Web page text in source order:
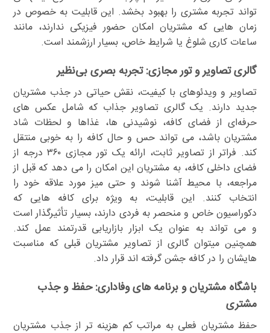
تواند تجربه مشتری را بهبود بخشد. این قابلیت به خصوص در
زمان هایی که مشتریان امکان حضور فیزیکی ندارند، مانند
ساعات کاری شلوغ یا شرایط خاص، بسیار ارزشمند است.
گالری تصاویر و تور مجازی: تجربه بصری بی‌نظیر
تصاویر و ویدئوهای با کیفیت، نقش حیاتی در جذب مشتریان
جدید دارند. یک گالری تصاویر جذاب که شامل عکس های
حرفه‌ای از فضای کافه، نوشیدنی ها، غذاها و لحظات شاد
مشتریان باشد، می تواند حس و حال کافه را به خوبی منتقل
کند. فراتر از تصاویر ثابت، ارائه یک تور مجازی ۳۶۰ درجه از
فضای داخلی کافه، به مشتریان این امکان را می دهد که قبل از
مراجعه، با محیط آشنا شوند و حتی میز مورد علاقه خود را
انتخاب کنند. این قابلیت، به ویژه برای کافه هایی که
دکوراسیون خاص و منحصر به فردی دارند، بسیار تأثیرگذار است
و می تواند به عنوان یک ابزار بازاریابی قدرتمند عمل کند.
همچنین میتوان گالری از تصاویر مشتریان قبلی که مناسبت
هایشان را در کافه جشن گرفته اند قرار داد.
باشگاه مشتریان و برنامه های وفاداری: حفظ و جذب
مشتری
حفظ مشتریان فعلی به مراتب کم هزینه تر از جذب مشتریان